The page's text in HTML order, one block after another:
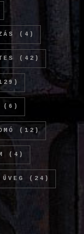
(4)
(42)
(6)
(12)
(4)
ÜVEG (24)